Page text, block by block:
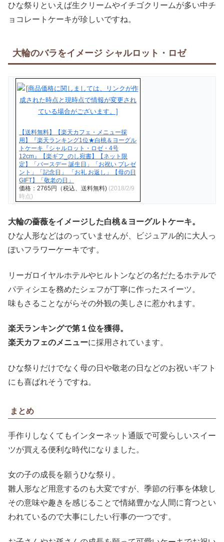
ひな祭りといえば生クリームやイチゴクリームが多い中チ
ョコレートケーキが珍しいですね。
大輪のバラをイメージ シャルロット・ロゼ
【送料無料】【楽天カフェ・メニュー採
用】『楽天ランキング1位★白桃＆ヨーグル
トケーキ『シャルロット・ロゼ・4号
12cm』【楽ギフ_のし宛書】【ネット限
定】「バースデー 誕生日」「お祝い プレゼ
ント」「記念日」 「お礼 お返し」【母の日
GIFT】「敬老の日」
価格：2765円（税込、送料無料) (2018/2/9
時点)
大輪の薔薇をイメージした白桃＆ヨーグルトケーキ。
ひな人形などはのっていませんが、ビジュアル的に大人っ
ぽいフラワーケーキです。
リーガロイヤルホテルやヒルトンなどの名だたるホテルで
パティシエを務めたシェフが丁寧に作ったスイーツ。
味もさることながらその外観の美しさに惹かれます。
楽天ランキングで第１位を獲得。
楽天カフェのメニューに採用されています。
ひな祭りだけでなく母の日や敬老の日などのお祝いギフト
にも喜ばれそうですね。
まとめ
手作りしなくてもインターネット通販で可愛らしいスイー
ツが買える便利な時代になりました。
女の子の成長を願うひな祭り。
雛人形など用意するのも大変ですが、季節の行事を体験し
その意味や趣きを感じることで情緒豊かな人間に育つとい
われているので大事にしたい行事の一つです。